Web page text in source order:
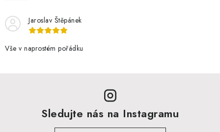
Jaroslav Štěpánek
Vše v naprostém pořádku
Sledujte nás na Instagramu